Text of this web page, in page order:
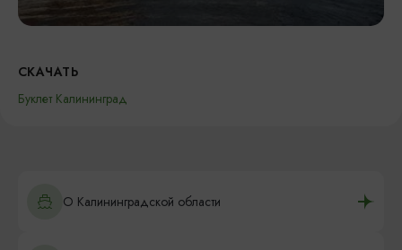
О Калининградской области
СКАЧАТЬ
Буклет Калининград